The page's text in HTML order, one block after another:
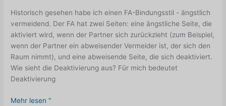
Historisch gesehen habe ich einen FA-Bindungsstil - ängstlich
vermeidend. Der FA hat zwei Seiten: eine ängstliche Seite, die
aktiviert wird, wenn der Partner sich zurückzieht (zum Beispiel,
wenn der Partner ein abweisender Vermeider ist, der sich den
Raum nimmt), und eine abweisende Seite, die sich deaktiviert.
Wie sieht die Deaktivierung aus? Für mich bedeutet
Deaktivierung
Ersetzen
Mehr lesen "